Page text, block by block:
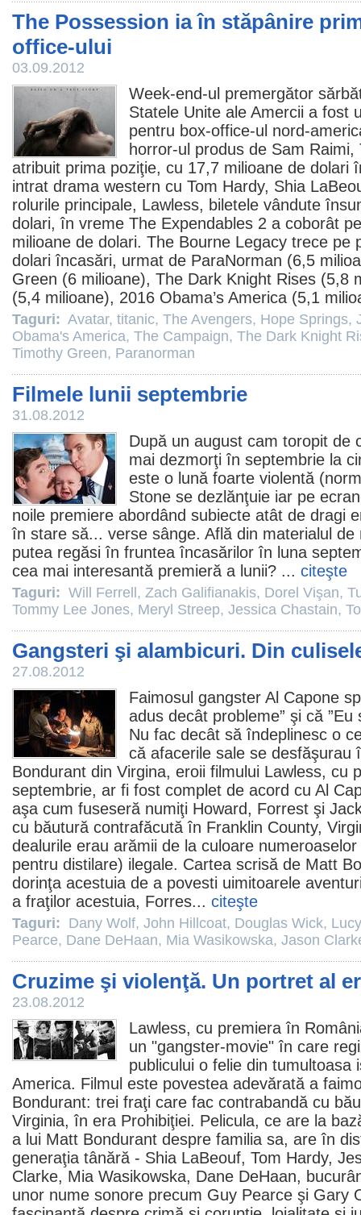
The Possession ia în stăpânire
office-ului
03.09.2012
Week-end-ul premergător
Statele Unite ale Amercii a fost
pentru box-office-ul nord-
horror-ul produs de Sam Raimi,
atribuit prima poziţie, cu 17,7 milioane de dolari
intrat drama western cu Tom Hardy, Shia
rolurile principale, Lawless, biletele vândute
dolari, în vreme The Expendables 2 a coborât
milioane de dolari. The Bourne Legacy trece pe
dolari încasări, urmat de ParaNorman (6,5
Green (6 milioane), The Dark Knight Rises (5,8
(5,4 milioane), 2016 Obama’s America (5,1
Taguri: Avatar, titanic, The Avengers, Hope Springs,
Obama's America, The Campaign, The Dark Knight
Timothy Green, Paranorman
Filmele lunii septembrie
31.08.2012
După un august cam toropit de
mai dezmorţi în septembrie la
este o lună foarte violentă
Stone se dezlănţuie iar pe
noile premiere abordând subiecte atât de dragi
în stare să... verse sânge. Află din materialul
putea regăsi în fruntea încasărilor în luna
cea mai interesantă premieră a lunii? ... citeşte
Taguri: Will Ferrell , Zach Galifianakis, Dorel Vişan,
Tommy Lee Jones, Meryl Streep, Jessica Chastain,
Gangsteri şi alambicuri. Din
27.08.2012
Faimosul gangster Al Capone
adus decât probleme” şi că
Nu fac decât să îndeplinesc o
că afacerile sale se desfăşurau
Bondurant din Virgina, eroii filmului Lawless, cu
septembrie, ar fi fost complet de acord cu Al
aşa cum fuseseră numiţi Howard, Forrest şi
cu băutură contrafăcută în Franklin County,
dealurile erau arămii de la culoare
pentru distilare) ilegale. Cartea scrisă de Matt
dorinţa acestuia de a povesti uimitoarele
a fraţilor acestuia, Forres... citeşte
Taguri: Dany Wolf, John Hillcoat, Douglas Wick,
Pearce, Dane DeHaan, Mia Wasikowska, Jason
Cruzime şi violenţă. Un portret al
23.08.2012
Lawless, cu premiera în
un "gangster-movie" în care
publicului o felie din tumultoasa
America. Filmul este povestea adevărată a
Bondurant: trei fraţi care fac contrabandă cu
Virginia, în era Prohibiţiei. Pelicula, ce are la
a lui Matt Bondurant despre familia sa, are în
generaţia tânără - Shia LaBeouf, Tom Hardy,
Clarke, Mia Wasikowska, Dane DeHaan,
unor nume sonore precum Guy Pearce şi Gary